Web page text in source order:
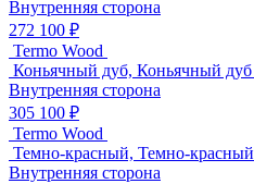
Внутренняя сторона
272 100 ₽
Termo Wood
Коньячный дуб, Коньячный дуб
Внутренняя сторона
305 100 ₽
Termo Wood
Темно-красный, Темно-красный
Внутренняя сторона